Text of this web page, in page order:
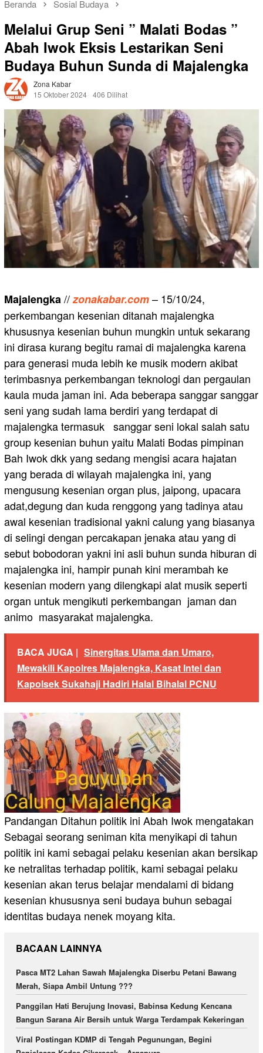
Beranda Sosial Budaya
Melalui Grup Seni ” Malati Bodas ”
Abah Iwok Eksis Lestarikan Seni
Budaya Buhun Sunda di Majalengka
Zona Kabar
15 Oktober 2024 406 Dilihat
Majalengka//zonakabar.com– 15/10/24,
perkembangan kesenian ditanah majalengka
khususnya kesenian buhun mungkin untuk sekarang
ini dirasa kurang begitu ramai di majalengka karena
para generasi muda lebih ke musik modern akibat
terimbasnya perkembangan teknologi dan pergaulan
kaula muda jaman ini. Ada beberapa sanggar sanggar
seni yang sudah lama berdiri yang terdapat di
majalengka termasuk sanggar seni lokal salah satu
group kesenian buhun yaitu Malati Bodas pimpinan
Bah Iwok dkk yang sedang mengisi acara hajatan
yang berada di wilayah majalengka ini, yang
mengusung kesenian organ plus, jaipong, upacara
adat,degung dan kuda renggong yang tadinya atau
awal kesenian tradisional yakni calung yang biasanya
di selingi dengan percakapan jenaka atau yang di
sebut bobodoran yakni ini asli buhun sunda hiburan di
majalengka ini, hampir punah kini merambah ke
kesenian modern yang dilengkapi alat musik seperti
organ untuk mengikuti perkembangan jaman dan
animo masyarakat majalengka.
BACA JUGA | Sinergitas Ulama dan Umaro,
Mewakili Kapolres Majalengka, Kasat Intel dan
Kapolsek Sukahaji Hadiri Halal Bihalal PCNU
Pandangan Ditahun politik ini Abah Iwok mengatakan
Sebagai seorang seniman kita menyikapi di tahun
politik ini kami sebagai pelaku kesenian akan bersikap
ke netralitas terhadap politik, kami sebagai pelaku
kesenian akan terus belajar mendalami di bidang
kesenian khususnya seni budaya buhun sebagai
identitas budaya nenek moyang kita.
BACAAN LAINNYA
Pasca MT2 Lahan Sawah Majalengka Diserbu Petani Bawang
Merah, Siapa Ambil Untung ???
Panggilan Hati Berujung Inovasi, Babinsa Kedung Kencana
Bangun Sarana Air Bersih untuk Warga Terdampak Kekeringan
Viral Postingan KDMP di Tengah Pegunungan, Begini